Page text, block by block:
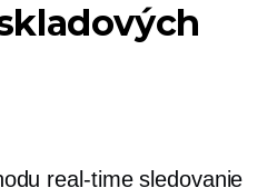
real-timesledovanie